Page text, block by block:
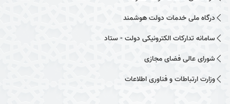
درگاه ملی خدمات دولت هوشمند
سامانه تدارکات الکترونیکی دولت - ستاد
شورای عالی فضای مجازی
وزارت ارتباطات و فناوری اطلاعات